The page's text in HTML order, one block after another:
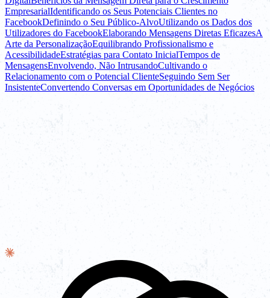
EmpresarialIdentificando os Seus Potenciais Clientes no
FacebookDefinindo o Seu Público-AlvoUtilizando os Dados dos
Utilizadores do FacebookElaborando Mensagens Diretas EficazesA
Arte da PersonalizaçãoEquilibrando Profissionalismo e
AcessibilidadeEstratégias para Contato InicialTempos de
MensagensEnvolvendo, Não IntrusandoCultivando o
Relacionamento com o Potencial ClienteSeguindo Sem Ser
InsistenteConvertendo Conversas em Oportunidades de Negócios